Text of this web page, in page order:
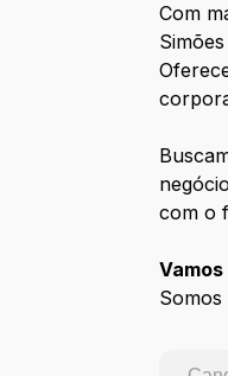
Com
com o